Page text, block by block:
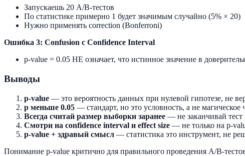
Запускаешь 20 A/B-тестов
По статистике примерно 1 будет значимым случайно (5% × 20)
Нужно применять correction (Bonferroni)
Ошибка 3: Confusion с Confidence Interval
p-value = 0.05 НЕ означает, что истинное значение в
Выводы
p-value — это вероятность данных при нулевой гипотезе, не
p меньше 0.05 — стандарт, но это условность, а не магическое
Всегда считай размер выборки заранее — не заканчивай тест
Смотри на confidence interval и effect size — не только на p-
p-value + здравый смысл — статистика это инструмент, не
Понимание p-value критично для правильного проведения A/B-